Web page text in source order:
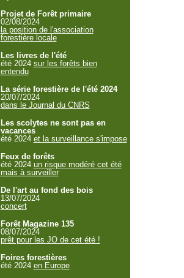
Projet de Forêt primaire
02/08/2024
la position de l'association
forestière locale
Les livres de l'été
été 2024 sur les forêts bien
entendu
La série forestière de l'été 2024
20/07/2024
dans le Journal du CNRS
Les scolytes ne sont pas en
vacances
été 2024 et la surveillance s'impose
Feux de forêts
été 2024 un risque modéré cet été
mais à surveiller
De l'art au fond des bois
13/07/2024
concert
Forêt Magazine 135
08/07/2024
prêt pour les JO de cet été !
Foires forestières
été 2024 en Europe